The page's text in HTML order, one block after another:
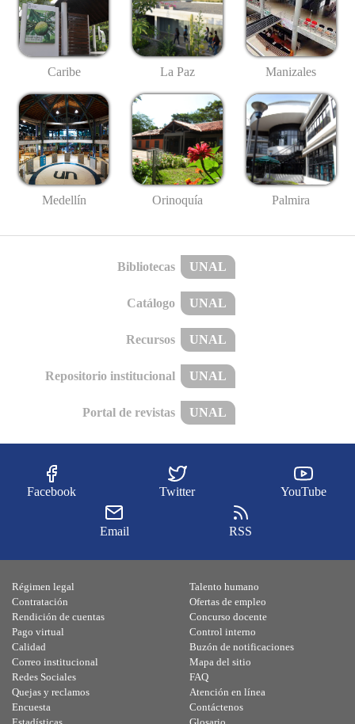
Caribe La Paz Manizales
Medellín Orinoquía Palmira
Bibliotecas UNAL
Catálogo UNAL
Recursos UNAL
Repositorio institucional UNAL
Portal de revistas UNAL
Facebook Twitter YouTube
Email RSS
Régimen legal
Contratación
Rendición de cuentas
Pago virtual
Calidad
Talento humano
Ofertas de empleo
Concurso docente
Control interno
Buzón de notificaciones
Correo institucional
Redes Sociales
Quejas y reclamos
Encuesta
Mapa del sitio
FAQ
Atención en línea
Contáctenos